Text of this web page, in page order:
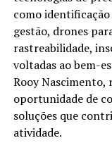
como
gestão, drones
rastreabilidade,
voltadas ao bem-
Rooy Nascimento,
oportunidade de
soluções que
atividade.